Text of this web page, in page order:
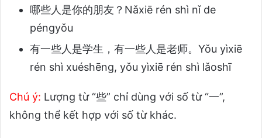
哪些人是你的朋友？Nǎxiē rén shì nǐ de
péngyǒu
有一些人是学生，有一些人是老师。Yǒu yìxiē
rén shì xuéshēng, yǒu yìxiē rén shì lǎoshī
Chú ý: Lượng từ “些” chỉ dùng với số từ “一”,
không thể kết hợp với số từ khác.